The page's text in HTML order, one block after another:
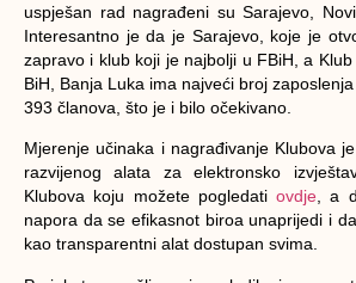
uspješan rad nagrađeni su Sarajevo,
Interesantno je da je Sarajevo, koje je
zapravo i klub koji je najbolji u FBiH, a
BiH, Banja Luka ima najveći broj
393 članova, što je i bilo očekivano.
Mjerenje učinaka i nagrađivanje Klubova
razvijenog alata za elektronsko
Klubova koju možete pogledatiovdje, a
napora da se efikasnot biroa unaprijedi i
kao transparentni alat dostupan svima.